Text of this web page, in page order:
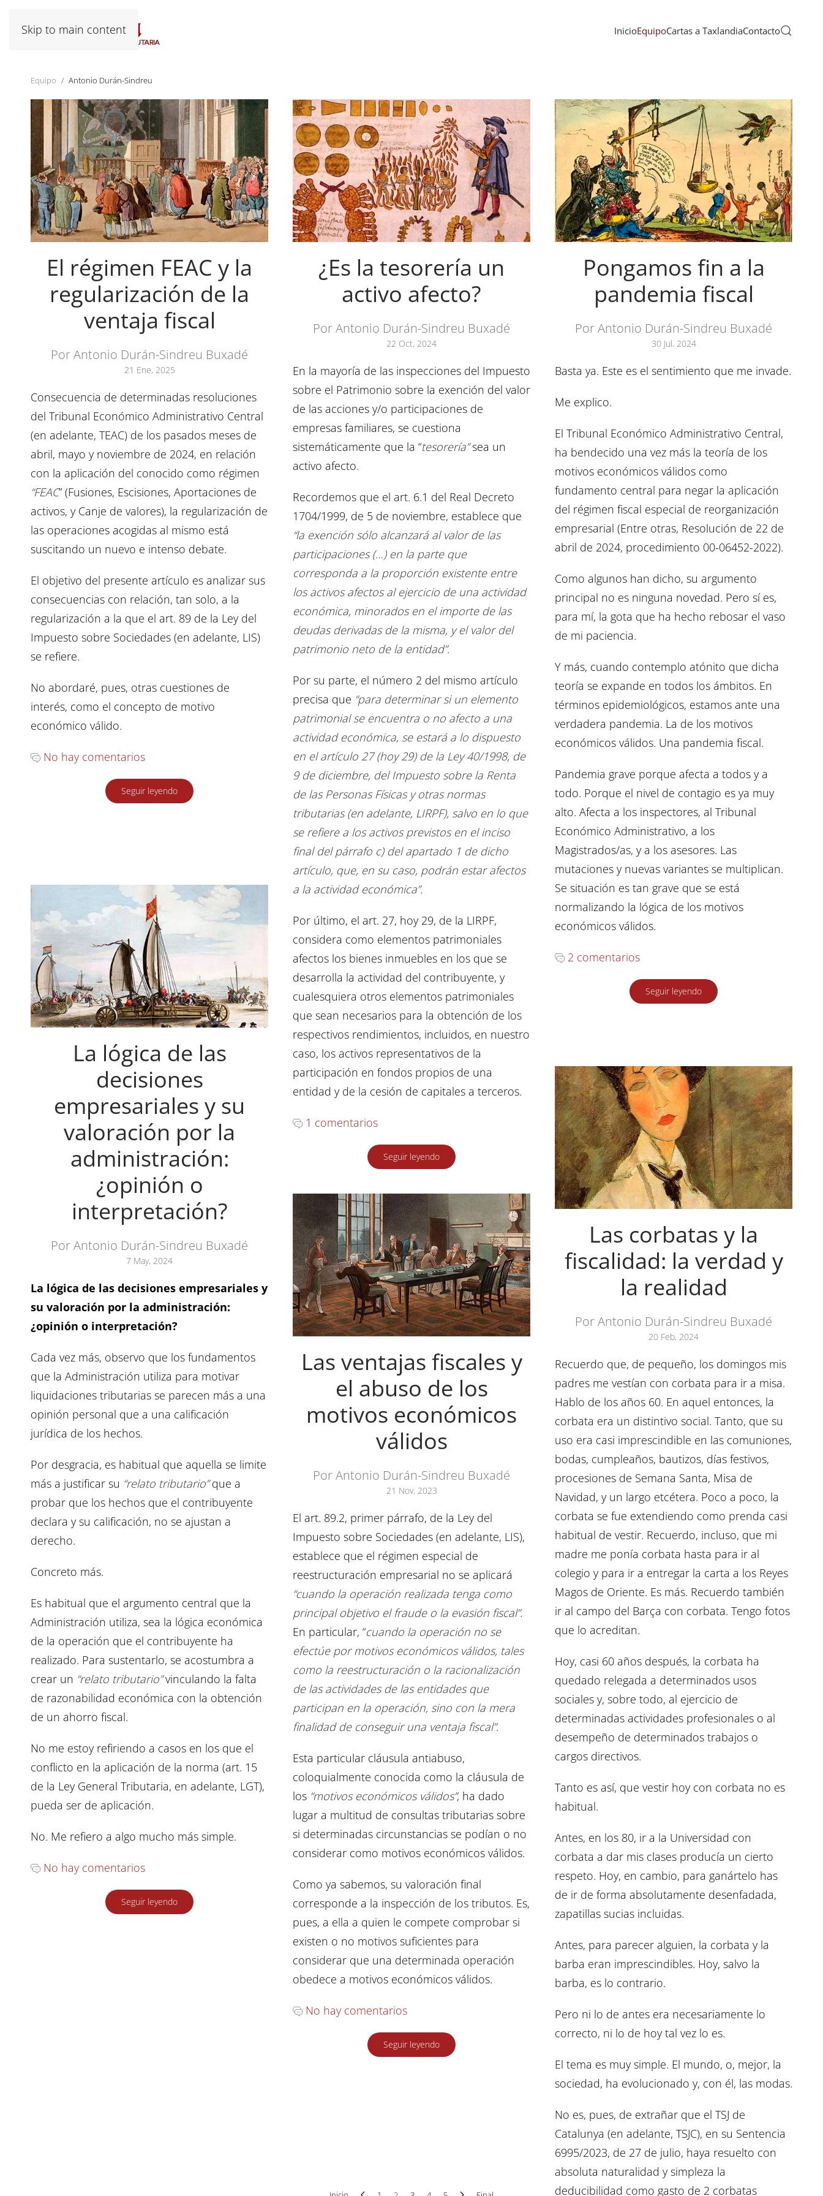
Skip to main content InicioEquipoCartas a TaxlandiaContacto
Equipo Antonio Durán-Sindreu
El régimen FEAC y la
regularización de la
ventaja fiscal
Por Antonio Durán-Sindreu Buxadé
21 Ene, 2025
Consecuencia de determinadas resoluciones
del Tribunal Económico Administrativo Central
(en adelante, TEAC) de los pasados meses de
abril, mayo y noviembre de 2024, en relación
con la aplicación del conocido como régimen
“FEAC” (Fusiones, Escisiones, Aportaciones de
activos, y Canje de valores), la regularización de
las operaciones acogidas al mismo está
suscitando un nuevo e intenso debate.
El objetivo del presente artículo es analizar sus
consecuencias con relación, tan solo, a la
regularización a la que el art. 89 de la Ley del
Impuesto sobre Sociedades (en adelante, LIS)
se refiere.
No abordaré, pues, otras cuestiones de
interés, como el concepto de motivo
económico válido.
No hay comentarios
Seguir leyendo
¿Es la tesorería un
activo afecto?
Por Antonio Durán-Sindreu Buxadé
22 Oct, 2024
En la mayoría de las inspecciones del Impuesto
sobre el Patrimonio sobre la exención del valor
de las acciones y/o participaciones de
empresas familiares, se cuestiona
sistemáticamente que la “tesorería”sea un
activo afecto.
Recordemos que el art. 6.1 del Real Decreto
1704/1999, de 5 de noviembre, establece que
“la exención sólo alcanzará al valor de las
participaciones (…) en la parte que
corresponda a la proporción existente entre
los activos afectos al ejercicio de una actividad
económica, minorados en el importe de las
deudas derivadas de la misma, y el valor del
patrimonio neto de la entidad”.
Por su parte, el número 2 del mismo artículo
precisa que “para determinar si un elemento
patrimonial se encuentra o no afecto a una
actividad económica, se estará a lo dispuesto
en el artículo 27 (hoy 29) de la Ley 40/1998, de
9 de diciembre, del Impuesto sobre la Renta
de las Personas Físicas y otras normas
tributarias (en adelante, LIRPF), salvo en lo que
se refiere a los activos previstos en el inciso
final del párrafo c) del apartado 1 de dicho
artículo, que, en su caso, podrán estar afectos
a la actividad económica”.
Por último, el art. 27, hoy 29, de la LIRPF,
considera como elementos patrimoniales
afectos los bienes inmuebles en los que se
desarrolla la actividad del contribuyente, y
cualesquiera otros elementos patrimoniales
que sean necesarios para la obtención de los
respectivos rendimientos, incluidos, en nuestro
caso, los activos representativos de la
participación en fondos propios de una
entidad y de la cesión de capitales a terceros.
1 comentarios
Seguir leyendo
Pongamos fin a la
pandemia fiscal
Por Antonio Durán-Sindreu Buxadé
30 Jul, 2024
Basta ya. Este es el sentimiento que me invade.
Me explico.
El Tribunal Económico Administrativo Central,
ha bendecido una vez más la teoría de los
motivos económicos válidos como
fundamento central para negar la aplicación
del régimen fiscal especial de reorganización
empresarial (Entre otras, Resolución de 22 de
abril de 2024, procedimiento 00-06452-2022).
Como algunos han dicho, su argumento
principal no es ninguna novedad. Pero sí es,
para mí, la gota que ha hecho rebosar el vaso
de mi paciencia.
Y más, cuando contemplo atónito que dicha
teoría se expande en todos los ámbitos. En
términos epidemiológicos, estamos ante una
verdadera pandemia. La de los motivos
económicos válidos. Una pandemia fiscal.
Pandemia grave porque afecta a todos y a
todo. Porque el nivel de contagio es ya muy
alto. Afecta a los inspectores, al Tribunal
Económico Administrativo, a los
Magistrados/as, y a los asesores. Las
mutaciones y nuevas variantes se multiplican.
Se situación es tan grave que se está
normalizando la lógica de los motivos
económicos válidos.
2 comentarios
Seguir leyendo
La lógica de las
decisiones
empresariales y su
valoración por la
administración:
¿opinión o
interpretación?
Por Antonio Durán-Sindreu Buxadé
7 May, 2024
La lógica de las decisiones empresariales y
su valoración por la administración:
¿opinión o interpretación?
Cada vez más, observo que los fundamentos
que la Administración utiliza para motivar
liquidaciones tributarias se parecen más a una
opinión personal que a una calificación
jurídica de los hechos.
Por desgracia, es habitual que aquella se limite
más a justificar su “relato tributario”que a
probar que los hechos que el contribuyente
declara y su calificación, no se ajustan a
derecho.
Concreto más.
Es habitual que el argumento central que la
Administración utiliza, sea la lógica económica
de la operación que el contribuyente ha
realizado. Para sustentarlo, se acostumbra a
crear un “relato tributario”vinculando la falta
de razonabilidad económica con la obtención
de un ahorro fiscal.
No me estoy refiriendo a casos en los que el
conflicto en la aplicación de la norma (art. 15
de la Ley General Tributaria, en adelante, LGT),
pueda ser de aplicación.
No. Me refiero a algo mucho más simple.
No hay comentarios
Seguir leyendo
Las corbatas y la
fiscalidad: la verdad y
la realidad
Por Antonio Durán-Sindreu Buxadé
20 Feb, 2024
Recuerdo que, de pequeño, los domingos mis
padres me vestían con corbata para ir a misa.
Hablo de los años 60. En aquel entonces, la
corbata era un distintivo social. Tanto, que su
uso era casi imprescindible en las comuniones,
bodas, cumpleaños, bautizos, días festivos,
procesiones de Semana Santa, Misa de
Navidad, y un largo etcétera. Poco a poco, la
corbata se fue extendiendo como prenda casi
habitual de vestir. Recuerdo, incluso, que mi
madre me ponía corbata hasta para ir al
colegio y para ir a entregar la carta a los Reyes
Magos de Oriente. Es más. Recuerdo también
ir al campo del Barça con corbata. Tengo fotos
que lo acreditan.
Hoy, casi 60 años después, la corbata ha
quedado relegada a determinados usos
sociales y, sobre todo, al ejercicio de
determinadas actividades profesionales o al
desempeño de determinados trabajos o
cargos directivos.
Tanto es así, que vestir hoy con corbata no es
habitual.
Antes, en los 80, ir a la Universidad con
corbata a dar mis clases producía un cierto
respeto. Hoy, en cambio, para ganártelo has
de ir de forma absolutamente desenfadada,
zapatillas sucias incluidas.
Antes, para parecer alguien, la corbata y la
barba eran imprescindibles. Hoy, salvo la
barba, es lo contrario.
Pero ni lo de antes era necesariamente lo
correcto, ni lo de hoy tal vez lo es.
El tema es muy simple. El mundo, o, mejor, la
sociedad, ha evolucionado y, con él, las modas.
No es, pues, de extrañar que el TSJ de
Catalunya (en adelante, TSJC), en su Sentencia
6995/2023, de 27 de julio, haya resuelto con
absoluta naturalidad y simpleza la
deducibilidad como gasto de 2 corbatas
Las ventajas fiscales y
el abuso de los
motivos económicos
válidos
Por Antonio Durán-Sindreu Buxadé
21 Nov, 2023
El art. 89.2, primer párrafo, de la Ley del
Impuesto sobre Sociedades (en adelante, LIS),
establece que el régimen especial de
reestructuración empresarial no se aplicará
“cuando la operación realizada tenga como
principal objetivo el fraude o la evasión fiscal”.
En particular, “cuando la operación no se
efectúe por motivos económicos válidos, tales
como la reestructuración o la racionalización
de las actividades de las entidades que
participan en la operación, sino con la mera
finalidad de conseguir una ventaja fiscal”.
Esta particular cláusula antiabuso,
coloquialmente conocida como la cláusula de
los “motivos económicos válidos”, ha dado
lugar a multitud de consultas tributarias sobre
si determinadas circunstancias se podían o no
considerar como motivos económicos válidos.
Como ya sabemos, su valoración final
corresponde a la inspección de los tributos. Es,
pues, a ella a quien le compete comprobar si
existen o no motivos suficientes para
considerar que una determinada operación
obedece a motivos económicos válidos.
No hay comentarios
Seguir leyendo